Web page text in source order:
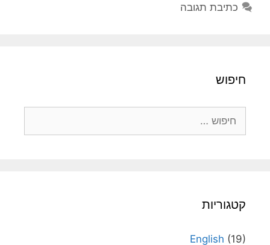
כתיבת תגובה
חיפוש
קטגוריות
English (19)